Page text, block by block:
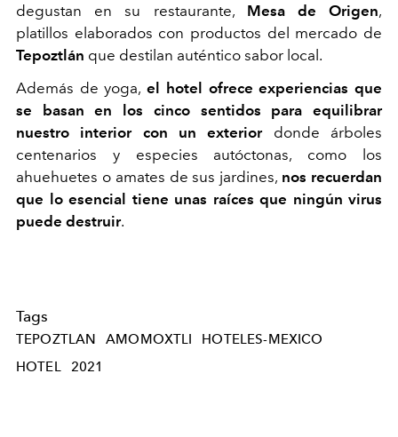
degustan en su restaurante, Mesa de Origen,
platillos elaborados con productos del mercado de
Tepoztlán que destilan auténtico sabor local.
Además de yoga,el hotel ofrece experiencias que
se basan en los cinco sentidos para equilibrar
nuestro interior con un exteriordonde árboles
centenarios y especies autóctonas, como los
ahuehuetes o amates de sus jardines, nos recuerdan
que lo esencial tiene unas raíces que ningún virus
puede destruir.
Tags
TEPOZTLAN AMOMOXTLI
HOTELES-MEXICO
HOTEL
2021